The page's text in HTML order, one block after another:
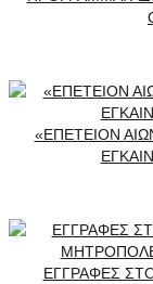
«ΕΠΕΤΕΙΟΝ
ΕΓΓΡΑΦΕΣ